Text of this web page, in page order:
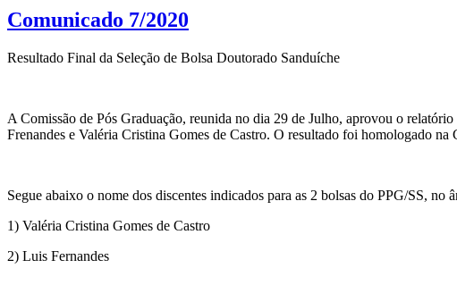
Comunicado 7/2020
Resultado Final da Seleção de Bolsa Doutorado Sanduíche
A Comissão de Pós Graduação, reunida no dia 29 de Julho, aprovou o
Frenandes e Valéria Cristina Gomes de Castro. O resultado foi homologado na
Segue abaixo o nome dos discentes indicados para as 2 bolsas do PPG/SS,
1) Valéria Cristina Gomes de Castro
2) Luis Fernandes